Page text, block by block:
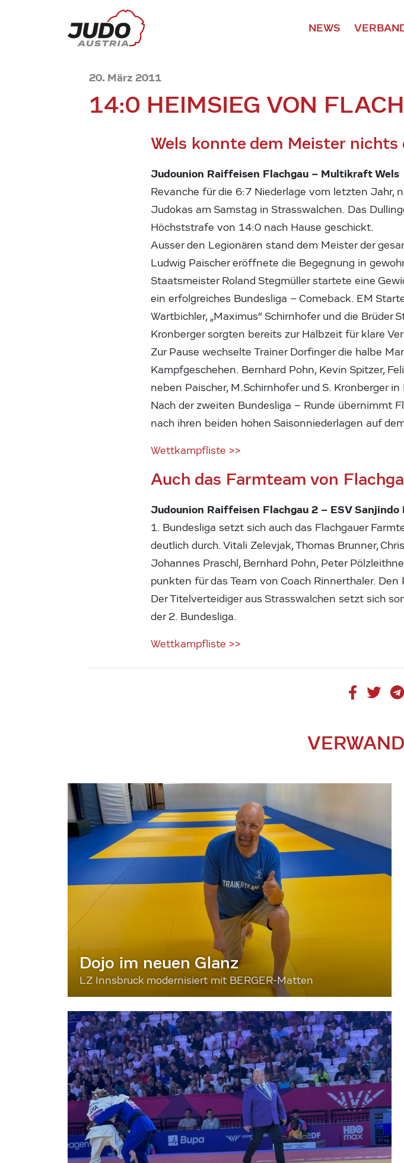
NEWS
20. März 2011
14:0 HEIMSIEG VON
Wels konnte dem Meister
Judounion Raiffeisen Flachgau – Multikraft
Revanche für die 6:7 Niederlage vom letzten Jahr,
Judokas am Samstag in Strasswalchen. Das
Höchststrafe von 14:0 nach Hause geschickt.
Ausser den Legionären stand dem Meister der
Ludwig Paischer eröffnete die Begegnung in
Staatsmeister Roland Stegmüller startete eine
ein erfolgreiches Bundesliga – Comeback. EM
Wartbichler, „Maximus“ Schirnhofer und die Brüder
Kronberger sorgten bereits zur Halbzeit für klare
Zur Pause wechselte Trainer Dorfinger die halbe
Kampfgeschehen. Bernhard Pohn, Kevin Spitzer,
neben Paischer, M.Schirnhofer und S. Kronberger
Nach der zweiten Bundesliga – Runde übernimmt
nach ihren beiden hohen Saisonniederlagen auf
Wettkampfliste >>
Auch das Farmteam von
Judounion Raiffeisen Flachgau 2 – ESV
1. Bundesliga setzt sich auch das Flachgauer
deutlich durch. Vitali Zelevjak, Thomas Brunner,
Johannes Praschl, Bernhard Pohn, Peter
punkten für das Team von Coach Rinnerthaler.
Der Titelverteidiger aus Strasswalchen setzt sich
der 2. Bundesliga.
Wettkampfliste >>
Dojo im neuen Glanz
LZ Innsbruck modernisiert mit BERGER-Matten